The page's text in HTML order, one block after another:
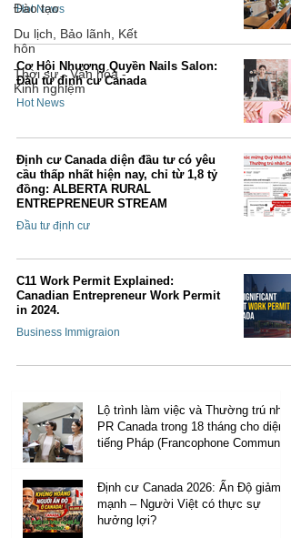
Đào tạo
Du lịch, Bảo lãnh, Kết
hôn
Thời sự - Văn hóa -
Kinh nghiệm
Hot News
Cơ Hội Nhượng Quyền Nails Salon:
Đầu tư định cư Canada
Hot News
Định cư Canada diện đầu tư có yêu
cầu thấp nhất hiện nay, chỉ từ 1,8 tỷ
đồng: ALBERTA RURAL
ENTREPRENEUR STREAM
Đầu tư định cư
C11 Work Permit Explained:
Canadian Entrepreneur Work Permit
in 2024.
Business Immigraion
Lộ trình làm việc và Thường trú nhân
PR Canada trong 18 tháng cho diện
tiếng Pháp (Francophone Community
Định cư Canada 2026: Ấn Độ giảm
mạnh – Người Việt có thực sự
hưởng lợi?